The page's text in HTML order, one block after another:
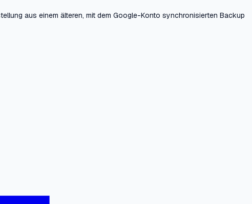
aus einem älteren, mit dem Google-Konto synchronisierten Backup